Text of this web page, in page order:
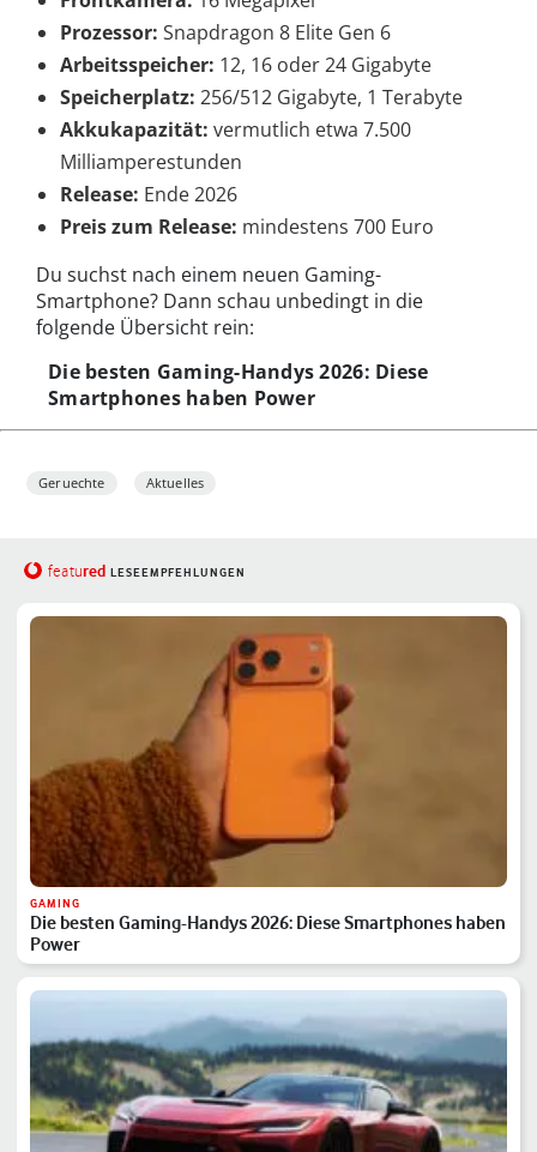
Prozessor: Snapdragon 8 Elite Gen 6
Arbeitsspeicher: 12, 16 oder 24 Gigabyte
Speicherplatz: 256/512 Gigabyte, 1 Terabyte
Akkukapazität: vermutlich etwa 7.500
Milliamperestunden
Release: Ende 2026
Preis zum Release: mindestens 700 Euro
Du suchst nach einem neuen Gaming-
Smartphone? Dann schau unbedingt in die
folgende Übersicht rein:
Die besten Gaming-Handys 2026: Diese
Smartphones haben Power
Geruechte Aktuelles
featured LESEEMPFEHLUNGEN
GAMING
Die besten Gaming-Handys 2026: Diese Smartphones haben
Power